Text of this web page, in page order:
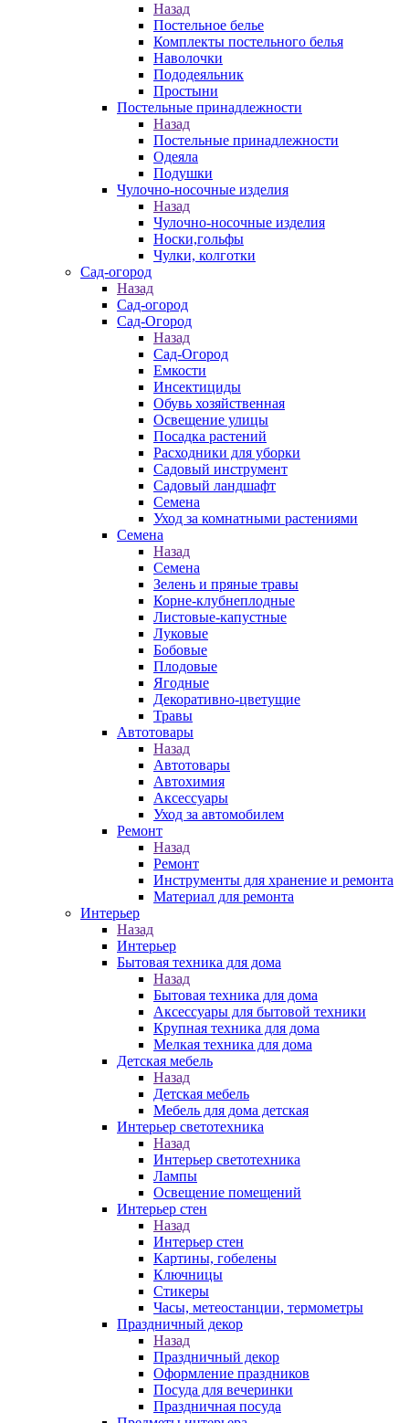
Назад
Постельное белье
Комплекты постельного белья
Наволочки
Пододеяльник
Простыни
Постельные принадлежности
Назад
Постельные принадлежности
Одеяла
Подушки
Чулочно-носочные изделия
Назад
Чулочно-носочные изделия
Носки,гольфы
Чулки, колготки
Сад-огород
Назад
Сад-огород
Сад-Огород
Назад
Сад-Огород
Емкости
Инсектициды
Обувь хозяйственная
Освещение улицы
Посадка растений
Расходники для уборки
Садовый инструмент
Садовый ландшафт
Семена
Уход за комнатными растениями
Семена
Назад
Семена
Зелень и пряные травы
Корне-клубнеплодные
Листовые-капустные
Луковые
Бобовые
Плодовые
Ягодные
Декоративно-цветущие
Травы
Автотовары
Назад
Автотовары
Автохимия
Аксессуары
Уход за автомобилем
Ремонт
Назад
Ремонт
Инструменты для хранение и ремонта
Материал для ремонта
Интерьер
Назад
Интерьер
Бытовая техника для дома
Назад
Бытовая техника для дома
Аксессуары для бытовой техники
Крупная техника для дома
Мелкая техника для дома
Детская мебель
Назад
Детская мебель
Мебель для дома детская
Интерьер светотехника
Назад
Интерьер светотехника
Лампы
Освещение помещений
Интерьер стен
Назад
Интерьер стен
Картины, гобелены
Ключницы
Стикеры
Часы, метеостанции, термометры
Праздничный декор
Назад
Праздничный декор
Оформление праздников
Посуда для вечеринки
Праздничная посуда